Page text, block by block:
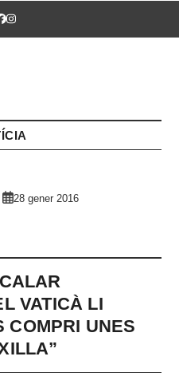
Facebook
Instagram
28 gener 2016
VATICÀ LI
COMPRI UNES